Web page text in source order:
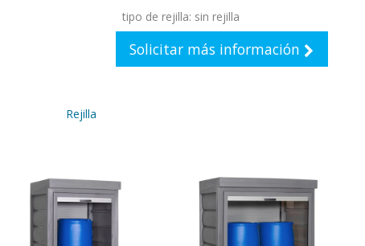
tipo de rejilla: sin rejilla
Solicitar más información
Rejilla